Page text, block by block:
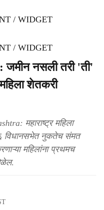
/ WIDGET
/ WIDGET
नसली तरी 'ती'
शेतकरी
महाराष्ट्र महिला
विधानसभेत नुकतेच संमत
महिलांना प्रथमच